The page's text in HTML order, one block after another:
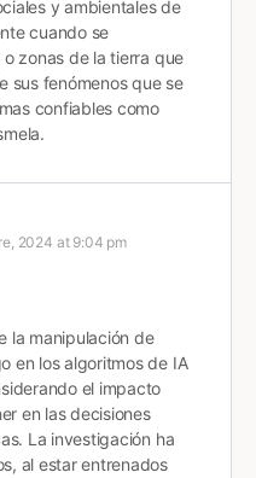
y ambientales de
cuando se
zonas de la tierra que
sus fenómenos que se
confiables como
2024 at 9:04 pm
la manipulación de
en los algoritmos de IA
el impacto
en las decisiones
La investigación ha
al estar entrenados